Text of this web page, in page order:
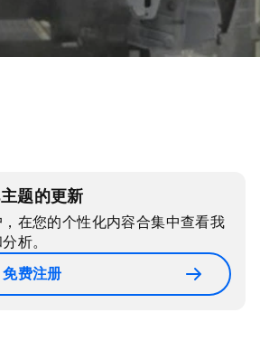
题的更新
在您的个性化内容合集中查看我
析。
免费注册